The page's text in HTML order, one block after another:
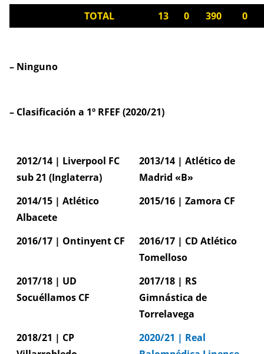
TOTAL
13 0 390 0
– Ninguno
– Clasificación a 1º RFEF (2020/21)
2012/14 | Liverpool FC
sub 21 (Inglaterra)
2013/14 | Atlético de
Madrid «B»
2014/15 | Atlético
Albacete
2015/16 | Zamora CF
2016/17 | Ontinyent CF
2016/17 | CD Atlético
Tomelloso
2017/18 | UD
Socuéllamos CF
2017/18 | RS
Gimnástica de
Torrelavega
2018/21 | CP
2020/21 | Real